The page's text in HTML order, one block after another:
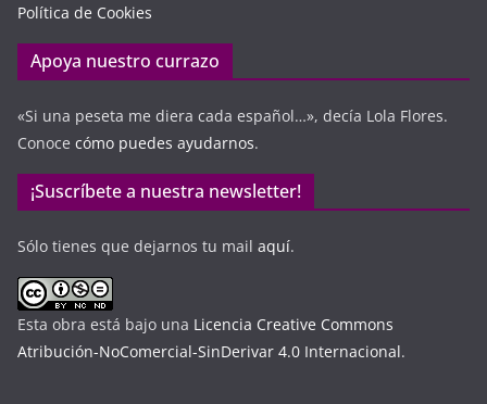
Política de Cookies
Apoya nuestro currazo
«Si una peseta me diera cada español…», decía Lola Flores.
Conoce cómo puedes ayudarnos.
¡Suscríbete a nuestra newsletter!
Sólo tienes que dejarnos tu mail aquí.
Esta obra está bajo una Licencia Creative Commons
Atribución-NoComercial-SinDerivar 4.0 Internacional.